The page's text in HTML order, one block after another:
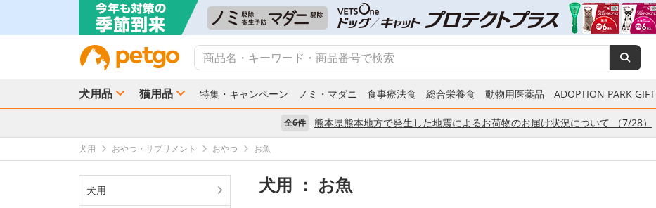
犬用品 猫用品 特集・キャンペーン ノミ・マダニ 食事療法食 総合栄養食 動物用医薬品 ADOPTION PARK GIFT
全6件 熊本県熊本地方で発生した地震によるお荷物のお届け状況について （7/28）
犬用 おやつ・サプリメント おやつ お魚
犬用 犬用 ： お魚